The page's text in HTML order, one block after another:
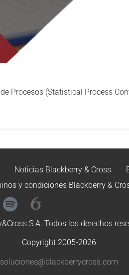
Procesos (Statistical Process
Noticias Blackberry & Cross
y condiciones Blackberry &
S.A. Todos los derechos
Copyright 2005-2026
soluciones@blackberrycross.com